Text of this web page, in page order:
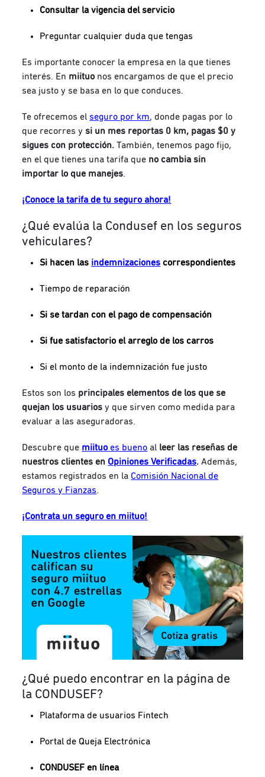
Consultar la vigencia del servicio
Preguntar cualquier duda que tengas
Es importante conocer la empresa en la que tienes
interés. En miituo nos encargamos de que el precio
sea justo y se basa en lo que conduces.
Te ofrecemos elseguro por km, donde pagas por lo
que recorres y si un mes reportas 0 km, pagas $0 y
sigues con protección. También, tenemos pago fijo,
en el que tienes una tarifa que no cambia sin
importar lo que manejes.
¡Conoce la tarifa de tu seguro ahora!
¿Qué evalúa la Condusef en los seguros
vehiculares?
Si hacen las indemnizaciones correspondientes
Tiempo de reparación
Si se tardan con el pago de compensación
Si fue satisfactorio el arreglo de los carros
Si el monto de la indemnización fue justo
Estos son los principales elementos de los que se
quejan los usuarios y que sirven como medida para
evaluar a las aseguradoras.
Descubre que miituoes bueno al leer las reseñas de
nuestros clientes en Opiniones Verificadas. Además,
estamos registrados en la Comisión Nacional de
Seguros y Fianzas.
¡Contrata un seguro en miituo!
¿Qué puedo encontrar en la página de
la CONDUSEF?
Plataforma de usuarios Fintech
Portal de Queja Electrónica
CONDUSEF en línea